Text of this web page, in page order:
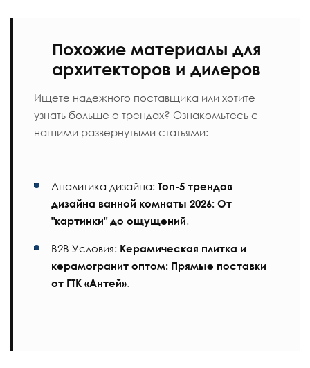
Похожие материалы для
архитекторов и дилеров
Ищете надежного поставщика или хотите
узнать больше о трендах? Ознакомьтесь с
нашими развернутыми статьями:
Аналитика дизайна: Топ-5 трендов
дизайна ванной комнаты 2026: От
"картинки" до ощущений.
B2B Условия: Керамическая плитка и
керамогранит оптом: Прямые поставки
от ГТК «Антей».